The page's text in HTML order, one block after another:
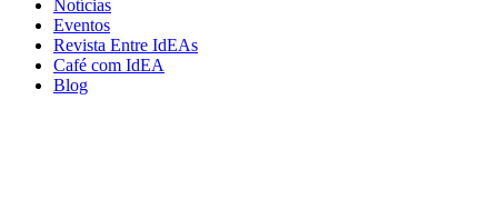
Notícias
Eventos
Revista Entre IdEAs
Café com IdEA
Blog